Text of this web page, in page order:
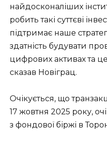
найдосконаліших
робить такі суттєві
підтримає наше
здатність будувати
цифрових активах та
сказав Новіграц.
Очікується, що
17 жовтня 2025 року,
з фондової біржі в